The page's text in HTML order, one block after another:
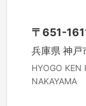
〒651-
兵庫県 神戸
HYOGO KEN
NAKAYAMA